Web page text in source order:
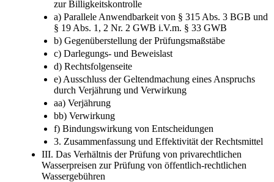
zur Billigkeitskontrolle
a) Parallele Anwendbarkeit von § 315 Abs. 3 BGB und
§ 19 Abs. 1, 2 Nr. 2 GWB i.V.m. § 33 GWB
b) Gegenüberstellung der Prüfungsmaßstäbe
c) Darlegungs- und Beweislast
d) Rechtsfolgenseite
e) Ausschluss der Geltendmachung eines Anspruchs
durch Verjährung und Verwirkung
aa) Verjährung
bb) Verwirkung
f) Bindungswirkung von Entscheidungen
3. Zusammenfassung und Effektivität der Rechtsmittel
III. Das Verhältnis der Prüfung von privarechtlichen
Wasserpreisen zur Prüfung von öffentlich-rechtlichen
Wassergebühren